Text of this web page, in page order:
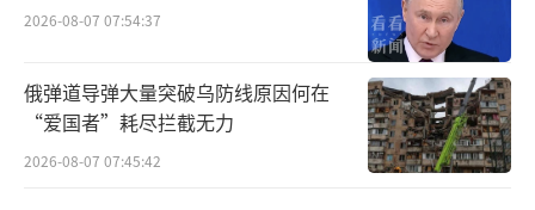
2026-08-07 07:54:37
俄弹道导弹大量突破乌防线原因何在
“爱国者”耗尽拦截无力
2026-08-07 07:45:42